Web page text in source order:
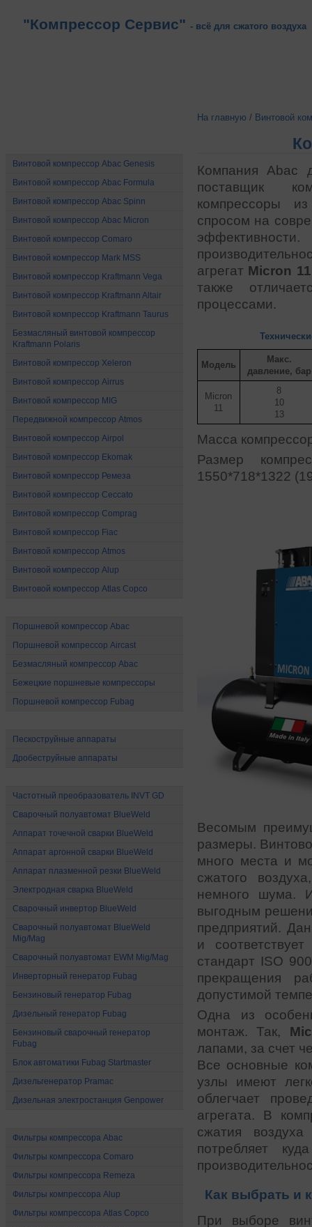
"Компрессор Сервис" - всё для сжатого воздуха
Винтовой компрессор Abac Genesis
Винтовой компрессор Abac Formula
Винтовой компрессор Abac Spinn
Винтовой компрессор Abac Micron
Винтовой компрессор Comaro
Винтовой компрессор Mark MSS
Винтовой компрессор Kraftmann Vega
Винтовой компрессор Kraftmann Altair
Винтовой компрессор Kraftmann Taurus
Безмасляный винтовой компрессор
Kraftmann Polaris
Винтовой компрессор Xeleron
Винтовой компрессор Airrus
Винтовой компрессор MIG
Передвижной компрессор Atmos
Винтовой компрессор Airpol
Винтовой компрессор Ekomak
Винтовой компрессор Ремеза
Винтовой компрессор Ceccato
Винтовой компрессор Comprag
Винтовой компрессор Fiac
Винтовой компрессор Atmos
Винтовой компрессор Alup
Винтовой компрессор Atlas Copco
Поршневой компрессор Abac
Поршневой компрессор Aircast
Безмасляный компрессор Abac
Бежецкие поршневые компрессоры
Поршневой компрессор Fubag
Пескоструйные аппараты
Дробеструйные аппараты
Частотный преобразователь INVT GD
Сварочный полуавтомат BlueWeld
Аппарат точечной сварки BlueWeld
Аппарат аргонной сварки BlueWeld
Аппарат плазменной резки BlueWeld
Электродная сварка BlueWeld
Сварочный инвертор BlueWeld
Сварочный полуавтомат BlueWeld
Mig/Mag
Сварочный полуавтомат EWM Mig/Mag
Инверторный генератор Fubag
Бензиновый генератор Fubag
Дизельный генератор Fubag
Бензиновый сварочный генератор
Fubag
Блок автоматики Fubag Startmaster
Дизельгенератор Pramac
Дизельная электростанция Genpower
Фильтры компрессора Abac
Фильтры компрессора Comaro
Фильтры компрессора Remeza
Фильтры компрессора Alup
Фильтры компрессора Atlas Copco
На главную / Винтовой
Компания Abac
поставщик
компрессоры
спросом на
агрегат Micron 11
также
процессами.
Модель
Макс.
давление, бар
Micron
11
8
10
13
Масса
Размер
1550*718*1322
Весомым
размеры.
много места и
сжатого
немного шума.
выгодным
предприятий.
и
стандарт ISO
прекращения
допустимой
Одна из
монтаж. Так,
лапами, за счет
Все основные
узлы имеют
облегчает
агрегата. В
сжатия
потребляет
Как выбрать и
При выборе